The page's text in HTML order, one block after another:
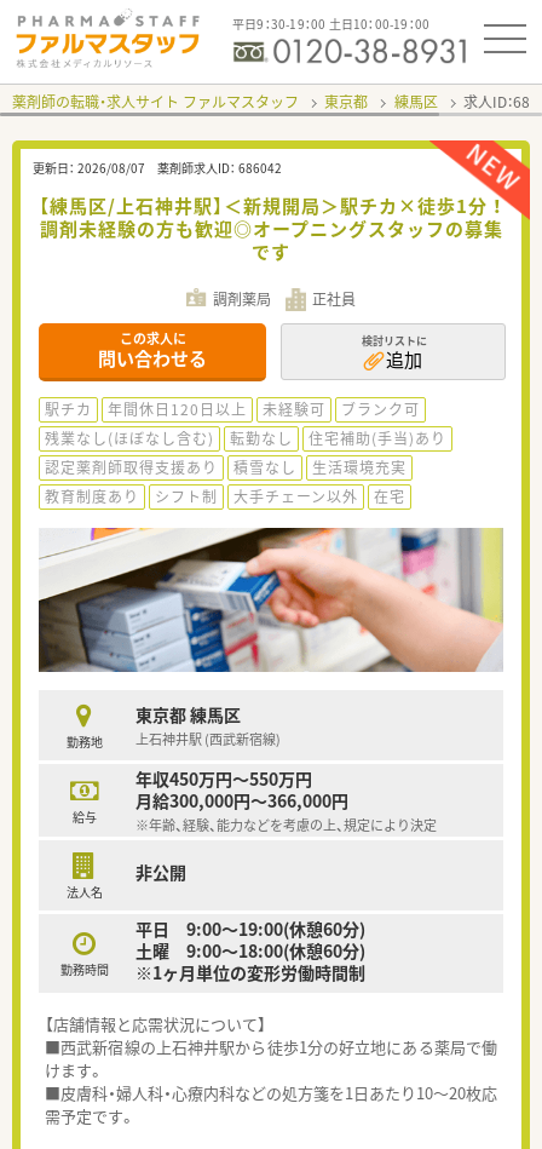
平日9：30-19：00 土日10：00-19：00
薬剤師の転職・求人サイト ファルマスタッフ 東京都 練馬区 求人ID：
更新日： 2026/08/07 薬剤師求人ID： 686042
【練馬区/上石神井駅】＜新規開局＞駅チカ×徒歩1分 ！
調剤未経験の方も歓迎◎オープニングスタッフの募集
です
調剤薬局 正社員
この求人に
問い合わせる
検討リストに
追加
駅チカ 年間休日120日以上 未経験可
ブランク可
残業なし(ほぼなし含む)
転勤なし
住宅補助(手当)あり
認定薬剤師取得支援あり
積雪なし
生活環境充実
教育制度あり
シフト制 大手チェーン以外 在宅
勤務地
東京都 練馬区
上石神井駅 (西武新宿線)
給与
年収450万円～550万円
月給300,000円～366,000円
※年齢、経験、能力などを考慮の上、規定により決定
法人名
非公開
勤務時間
平日 9:00～19:00(休憩60分)
土曜 9:00～18:00(休憩60分)
※1ヶ月単位の変形労働時間制
【店舗情報と応需状況について】
■西武新宿線の上石神井駅から徒歩1分の好立地にある薬局で働
けます。
■皮膚科・婦人科・心療内科などの処方箋を1日あたり10～20枚応
需予定です。